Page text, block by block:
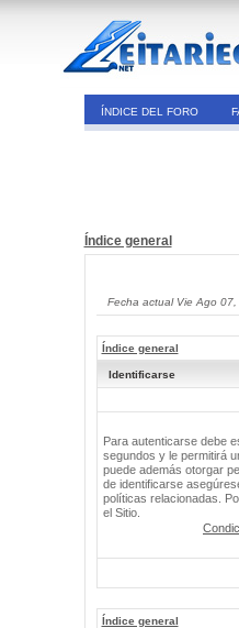
ÍNDICE DEL FORO
Índice general
Fecha actual Vie Ago
Índice general
Identificarse
Para autenticarse debe
segundos y le permitirá
puede además otorgar
de identificarse
políticas relacionadas.
el Sitio.
Índice general